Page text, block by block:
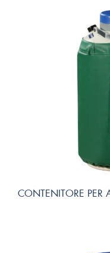
CONTENITORE